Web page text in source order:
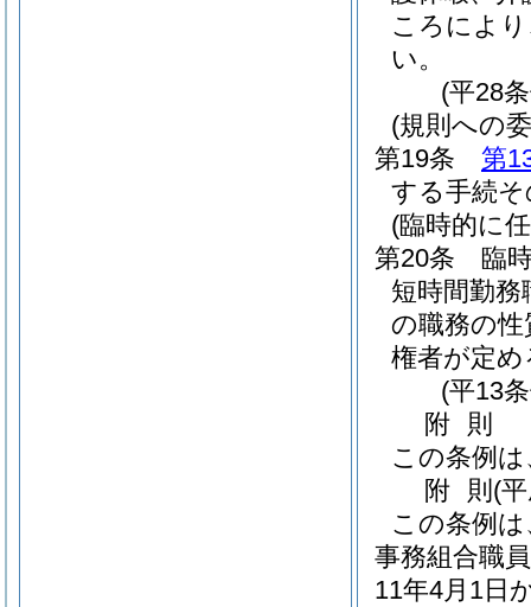
ころによ
い。
(平28
(規則への
第19条
第
する手続
(臨時的に
第20条
臨
短時間勤
の職務の
権者が定め
(平13
附 則
この条例
附 則 (
この条例
事務組合職
11年4月1日